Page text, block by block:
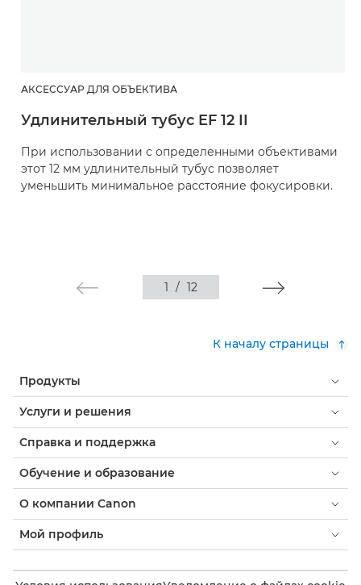
АКСЕССУАР ДЛЯ ОБЪЕКТИВА
Удлинительный тубус EF 12 II
При использовании с определенными объективами
этот 12 мм удлинительный тубус позволяет
уменьшить минимальное расстояние фокусировки.
1 / 12
К началу страницы
Продукты
Услуги и решения
Справка и поддержка
Обучение и образование
О компании Canon
Мой профиль